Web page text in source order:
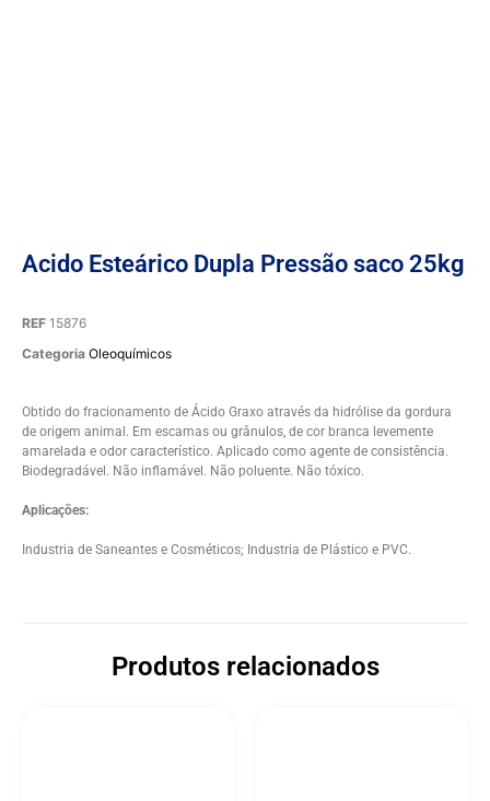
Acido Esteárico Dupla Pressão saco 25kg
REF 15876
Categoria Oleoquímicos
Obtido do fracionamento de Ácido Graxo através da hidrólise da gordura
de origem animal. Em escamas ou grânulos, de cor branca levemente
amarelada e odor característico. Aplicado como agente de consistência.
Biodegradável. Não inflamável. Não poluente. Não tóxico.
Aplicações:
Industria de Saneantes e Cosméticos; Industria de Plástico e PVC.
Produtos relacionados